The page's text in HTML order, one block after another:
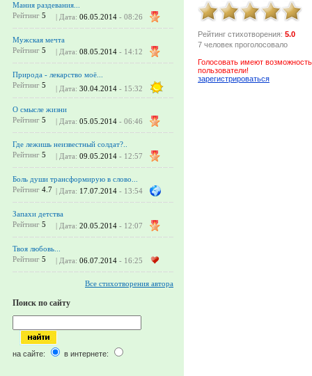
Мания раздевания...
Рейтинг 5 | Дата: 06.05.2014 - 08:26
Мужская мечта
Рейтинг 5 | Дата: 08.05.2014 - 14:12
Природа - лекарство моё...
Рейтинг 5 | Дата: 30.04.2014 - 15:32
О смысле жизни
Рейтинг 5 | Дата: 05.05.2014 - 06:46
Где лежишь неизвестный солдат?..
Рейтинг 5 | Дата: 09.05.2014 - 12:57
Боль души трансформирую в слово...
Рейтинг 4.7 | Дата: 17.07.2014 - 13:54
Запахи детства
Рейтинг 5 | Дата: 20.05.2014 - 12:07
Твоя любовь...
Рейтинг 5 | Дата: 06.07.2014 - 16:25
Все стихотворения автора
Поиск по сайту
на сайте: в интернете:
Рейтинг стихотворения: 5.0
7 человек проголосовало
Голосовать имеют
пользователи!
зарегистрироваться